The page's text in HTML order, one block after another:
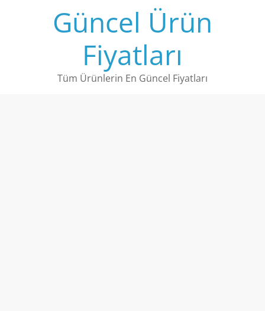
Güncel Ürün
Fiyatları
Tüm Ürünlerin En Güncel Fiyatları